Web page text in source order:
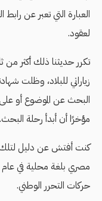
العبارة التي تعبر عن
لعقود.
تكرر حديثنا ذلك أكثر من
زياراتي للبلاد، وظلت
البحث عن الموضوع أو
مؤخرًا أن أبدأ رحلة البحث.
كنت أفتش عن دليل
حركات التحرر الوطني.